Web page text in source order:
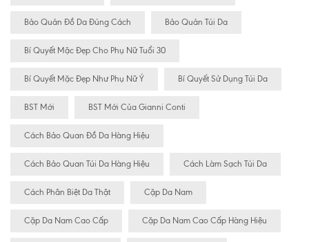
Bảo Quản Đồ Da Đúng Cách Bảo Quản Túi Da
Bí Quyết Mặc Đẹp Cho Phụ Nữ Tuổi 30
Bí Quyết Mặc Đẹp Như Phụ Nữ Ý Bí Quyết Sử Dụng Túi Da
BST Mới BST Mới Của Gianni Conti
Cách Bảo Quan Đồ Da Hàng Hiệu
Cách Bảo Quan Túi Da Hàng Hiệu Cách Làm Sạch Túi Da
Cách Phân Biệt Da Thật Cặp Da Nam
Cặp Da Nam Cao Cấp Cặp Da Nam Cao Cấp Hàng Hiệu